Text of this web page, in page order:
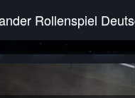
Rollenspiel